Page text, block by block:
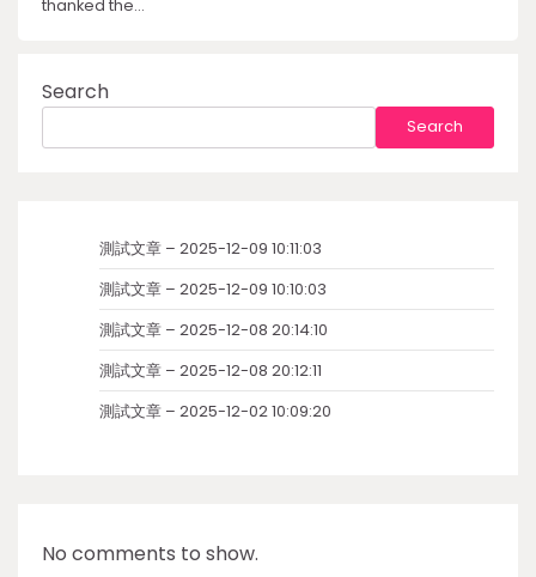
thanked the…
Search
Search
測試文章 – 2025-12-09 10:11:03
測試文章 – 2025-12-09 10:10:03
測試文章 – 2025-12-08 20:14:10
測試文章 – 2025-12-08 20:12:11
測試文章 – 2025-12-02 10:09:20
No comments to show.